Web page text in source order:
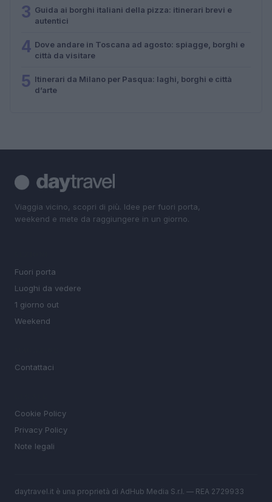
3 Guida ai borghi italiani della pizza: itinerari brevi e
autentici
4 Dove andare in Toscana ad agosto: spiagge, borghi e
città da visitare
5 Itinerari da Milano per Pasqua: laghi, borghi e città
d’arte
Viaggia vicino, scopri di più. Idee per fuori porta,
weekend e mete da raggiungere in un giorno.
Fuori porta
Luoghi da vedere
1 giorno out
Weekend
Contattaci
Cookie Policy
Privacy Policy
Note legali
daytravel.it è una proprietà di AdHub Media S.r.l. — REA 2729933